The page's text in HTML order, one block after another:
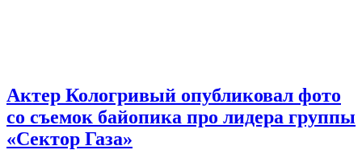
Актер Кологривый опубликовал фото
со съемок байопика про лидера группы
«Сектор Газа»